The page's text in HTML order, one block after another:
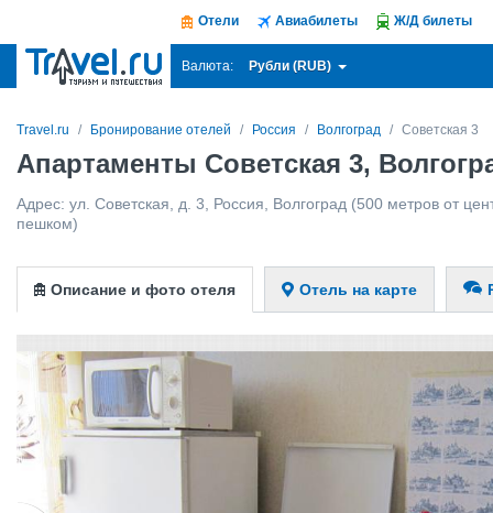
Отели Авиабилеты Ж/Д билеты
Валюта: Рубли (RUB)
Travel.ru Бронирование отелей Россия Волгоград Советская 3
Апартаменты Советская 3,
Адрес: ул. Советская, д. 3 Россия Волгоград (500 метров от
пешком)
Описание и фото отеля Отель на карте